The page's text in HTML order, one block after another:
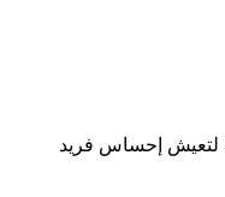
الطويلة لتعيش إحساس فريد